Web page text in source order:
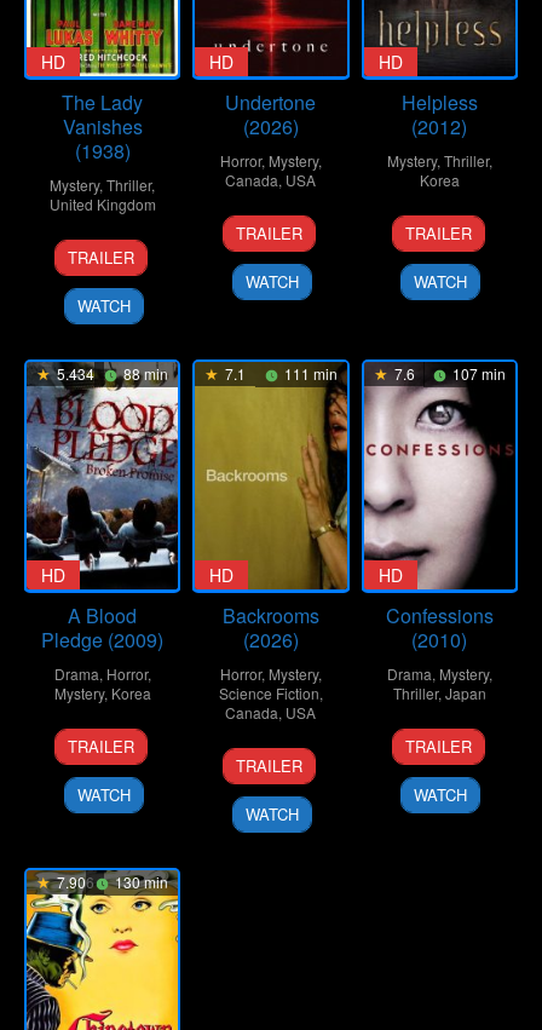
HD
The Lady
Vanishes
(1938)
Mystery,Thriller,
United Kingdom
7
Oct
1938
Alfred
Hitchcock
TRAILER
WATCH
HD
Undertone
(2026)
Horror, Mystery,
Canada, USA
12
Mar
2026
Ian
Tuason
TRAILER
WATCH
HD
Helpless
(2012)
Mystery,Thriller,
Korea
8
Mar
2012
Byun
Young-
joo
TRAILER
WATCH
5.434 88 min
HD
A Blood
Pledge (2009)
Drama, Horror,
Mystery, Korea
18
Jun
2009
Lee
Jong-
yong
TRAILER
WATCH
7.1 111 min
HD
Backrooms
(2026)
Horror, Mystery,
Science Fiction,
Canada, USA
27
May
2026
Kane
Parsons
TRAILER
WATCH
7.6 107 min
HD
Confessions
(2010)
Drama, Mystery,
Thriller,Japan
4
Jun
2010
Tetsuya
Nakashima
TRAILER
WATCH
7.906 130 min